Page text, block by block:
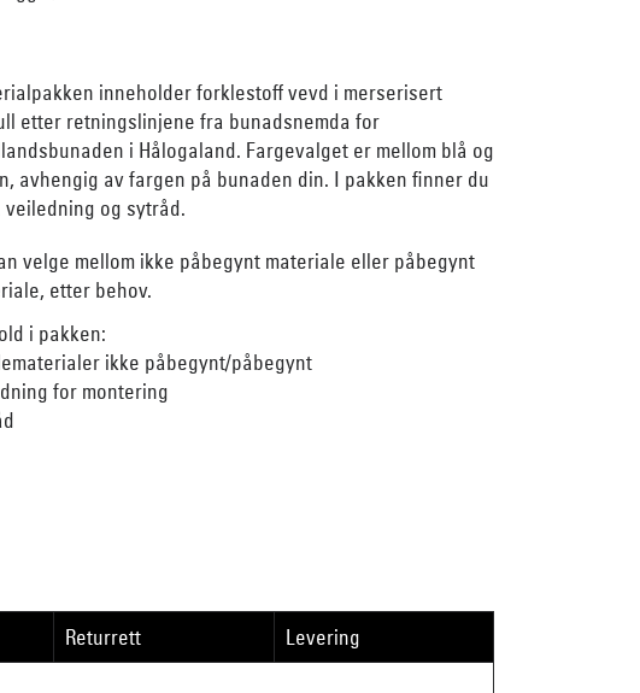
inneholder forklestoff vevd i merserisert
etter retningslinjene fra bunadsnemda for
i Hålogaland. Fargevalget er mellom blå og
avhengig av fargen på bunaden din. I pakken finner du
veiledning og sytråd.
velge mellom ikke påbegynt materiale eller påbegynt
etter behov.
i pakken:
ikke påbegynt/påbegynt
for montering
Returrett Levering